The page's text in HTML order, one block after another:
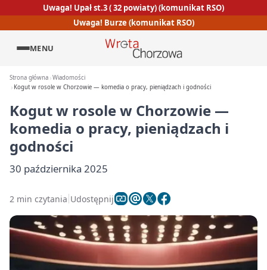
Uwaga! Upał st.3 ( 32 powiaty) (komunikat RSO)
Uwaga! Burze (komunikat RSO)
MENU
Strona główna Wiadomości
Kogut w rosole w Chorzowie — komedia o pracy, pieniądzach i godności
Kogut w rosole w Chorzowie —
komedia o pracy, pieniądzach i
godności
30 października 2025
2 min czytania Udostępnij